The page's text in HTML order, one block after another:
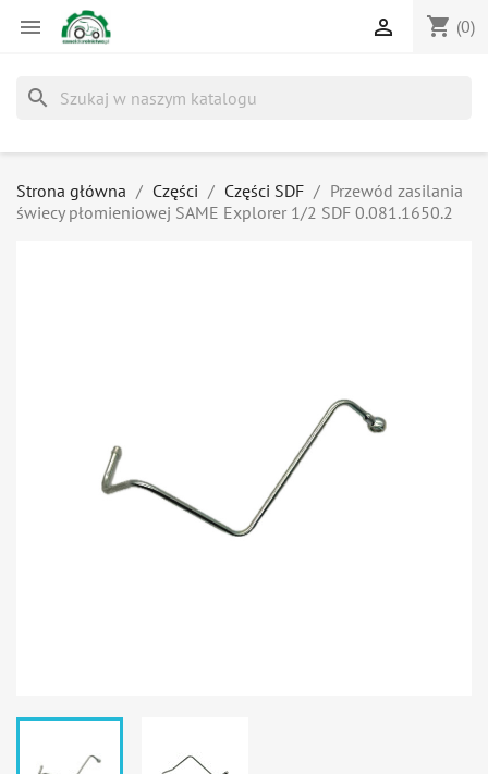
 shopping_cart (0)

search
Strona główna Części Części SDF
Przewód zasilania
świecy płomieniowej SAME Explorer 1/2 SDF 0.081.1650.2